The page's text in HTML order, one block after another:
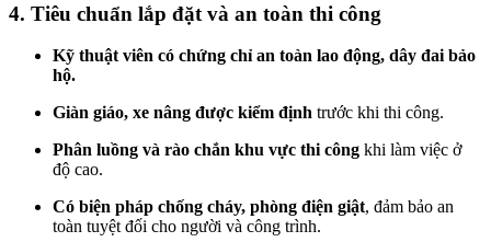
4. Tiêu chuẩn lắp đặt và an toàn thi công
Kỹ thuật viên có chứng chỉ an toàn lao động, dây đai bảo
hộ.
Giàn giáo, xe nâng được kiểm định trước khi thi công.
Phân luồng và rào chắn khu vực thi công khi làm việc ở
độ cao.
Có biện pháp chống cháy, phòng điện giật, đảm bảo an
toàn tuyệt đối cho người và công trình.